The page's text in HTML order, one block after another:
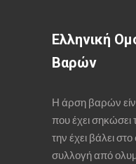
Ελληνική
Βαρών
Η άρση βαρών
που έχει
την έχει βάλει
συλλογή από